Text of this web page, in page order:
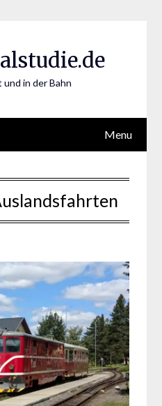
und in der Bahn
Menu